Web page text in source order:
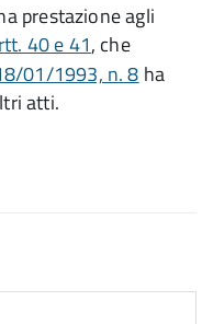
prestazione agli
40 e 41, che
01/1993, n. 8 ha
atti.